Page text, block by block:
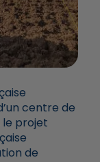
centre de
le projet
de